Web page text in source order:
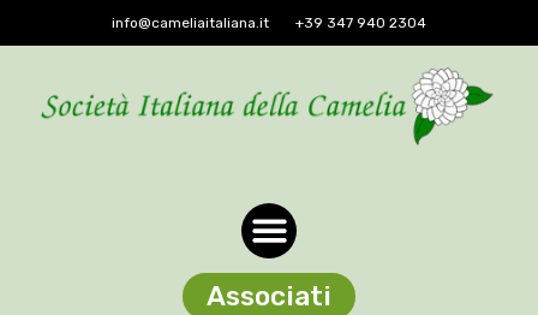
info@cameliaitaliana.it +39 347 940 2304
Associati